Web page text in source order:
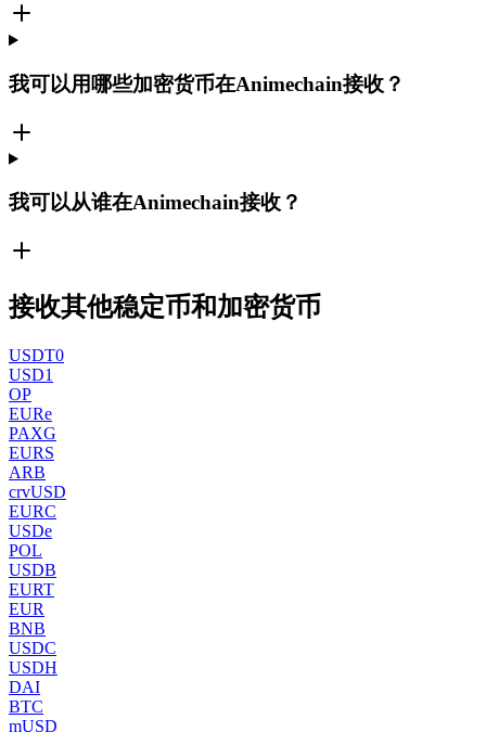
我可以用哪些加密货币在Animechain接收？
我可以从谁在Animechain接收？
接收其他稳定币和加密货币
USDT0
USD1
OP
EURe
PAXG
EURS
ARB
crvUSD
EURC
USDe
POL
USDB
EURT
EUR
BNB
USDC
USDH
DAI
BTC
mUSD